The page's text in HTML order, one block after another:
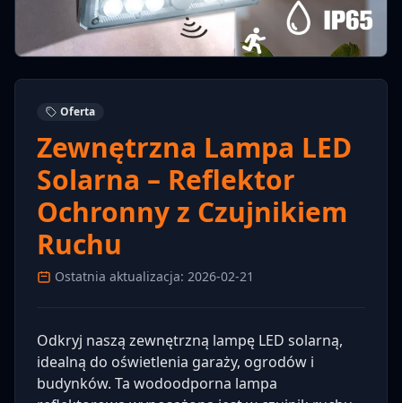
Oferta
Zewnętrzna Lampa LED
Solarna – Reflektor
Ochronny z Czujnikiem
Ruchu
Ostatnia aktualizacja: 2026-02-21
Odkryj naszą zewnętrzną lampę LED solarną,
idealną do oświetlenia garaży, ogrodów i
budynków. Ta wodoodporna lampa